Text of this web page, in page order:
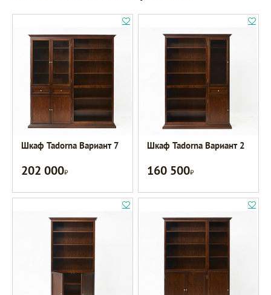
Шкаф Tadorna Вариант 7
202 000Р
Шкаф Tadorna Вариант 2
160 500Р